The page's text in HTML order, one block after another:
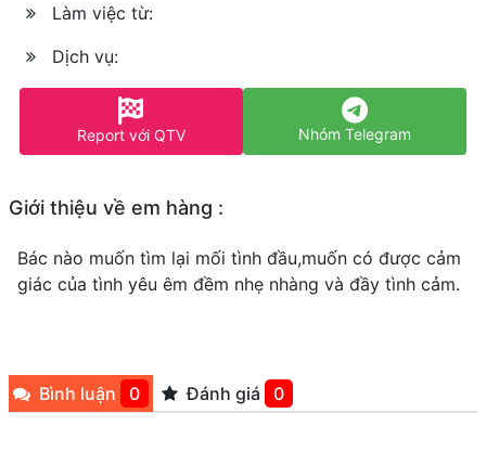
Làm việc từ:
Dịch vụ:
Report với QTV Nhóm Telegram
Giới thiệu về em hàng :
Bác nào muốn tìm lại mối tình đầu,muốn có được cảm
giác của tình yêu êm đềm nhẹ nhàng và đầy tình cảm.
Bình luận 0 Đánh giá 0